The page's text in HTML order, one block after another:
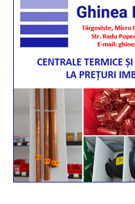
Urmărește Incomod